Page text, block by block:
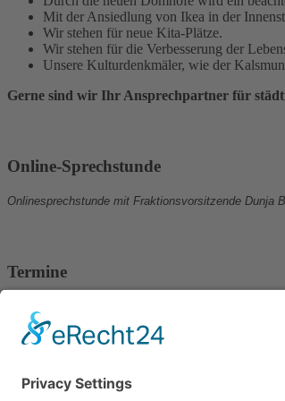
Mit der Ansiedlung von Ikea in der
Wir stehen für neue Kita-Plätze.
Wir stehen für die Verbesserung der
Unsere Kulturdenkmäler, wie der
Gerne sind wir Ihr Ansprechpartner für
Online-Sprechstunde
Onlinesprechstunde mit Fraktionsvorsitzende Dunja
Termine
Stammtisch auf dem Weinfest in Wetzlar.